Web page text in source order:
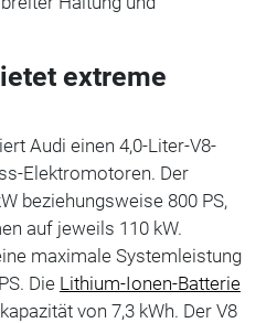
extreme
Audi einen 4,0-Liter-V8-
Elektromotoren. Der
beziehungsweise 800 PS,
auf jeweils 110 kW.
maximale Systemleistung
Die Lithium-Ionen-Batterie
von 7,3 kWh. Der V8